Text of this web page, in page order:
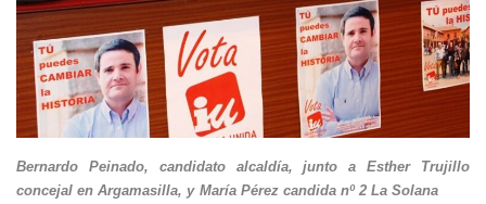
Bernardo Peinado, candidato alcaldía, junto a Esther Trujillo
concejal en Argamasilla, y María Pérez candida nº 2 La Solana